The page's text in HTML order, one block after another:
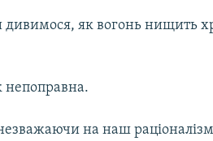
як вогонь нищить
непоправна.
на наш